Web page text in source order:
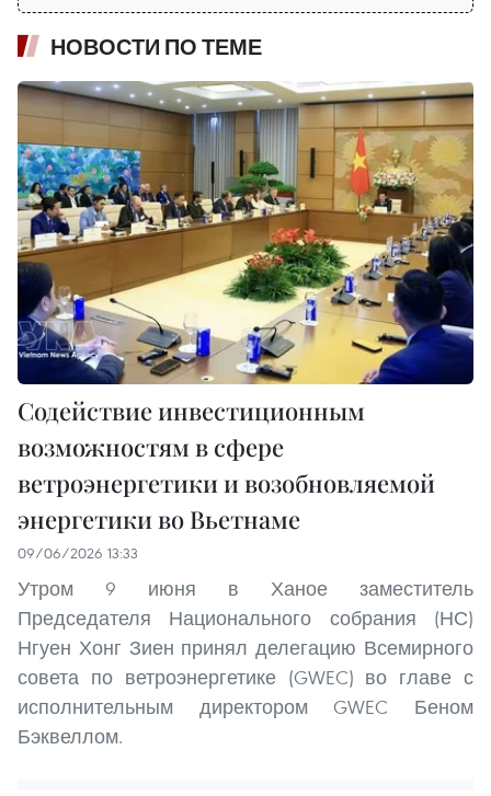
НОВОСТИ ПО ТЕМЕ
Содействие инвестиционным
возможностям в сфере
ветроэнергетики и возобновляемой
энергетики во Вьетнаме
09/06/2026 13:33
Утром 9 июня в Ханое заместитель
Председателя Национального собрания (НС)
Нгуен Хонг Зиен принял делегацию Всемирного
совета по ветроэнергетике (GWEC) во главе с
исполнительным директором GWEC Беном
Бэквеллом.